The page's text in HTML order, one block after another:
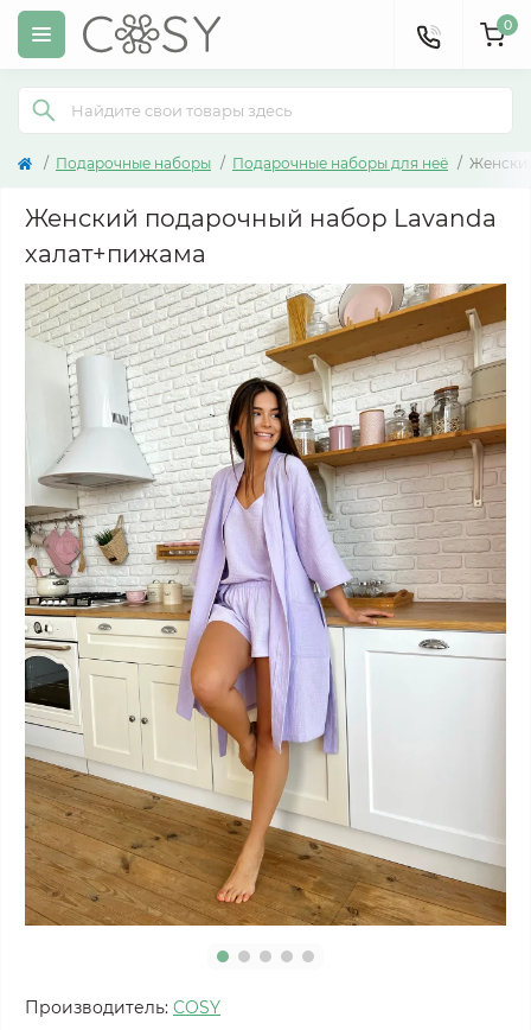
0
Подарочные наборы Подарочные наборы для неё
Женский подарочный набор Lavanda
халат+пижама
Производитель: COSY